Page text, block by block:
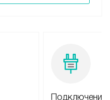
Подключение